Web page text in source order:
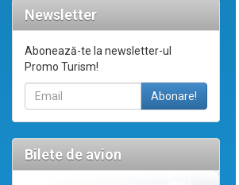
Newsletter
Abonează-te la newsletter-ul
Promo Turism!
Bilete de avion